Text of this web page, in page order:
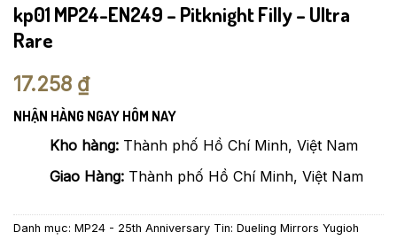
kp01 MP24-EN249 – Pitknight Filly – Ultra
Rare
17.258 ₫
NHẬN HÀNG NGAY HÔM NAY
Kho hàng: Thành phố Hồ Chí Minh, Việt Nam
Giao Hàng: Thành phố Hồ Chí Minh, Việt Nam
Danh mục: MP24 - 25th Anniversary Tin: Dueling Mirrors Yugioh